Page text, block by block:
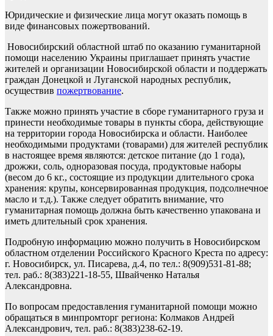
Юридические и физические лица могут оказать помощь в
виде финансовых пожертвований.
Новосибирский областной штаб по оказанию гуманитарной
помощи населению Украины приглашает принять участие
жителей и организации Новосибирской области и поддержать
граждан Донецкой и Луганской народных республик,
осуществив пожертвование.
Также можно принять участие в сборе гуманитарного груза и
принести необходимые товары в пункты сбора, действующие
на территории города Новосибирска и области. Наиболее
необходимыми продуктами (товарами) для жителей республик
в настоящее время являются: детское питание (до 1 года),
дрожжи, соль, одноразовая посуда, продуктовые наборы
(весом до 6 кг., состоящие из продукции длительного срока
хранения: крупы, консервированная продукция, подсолнечное
масло и т.д.). Также следует обратить внимание, что
гуманитарная помощь должна быть качественно упакована и
иметь длительный срок хранения.
Подробную информацию можно получить в Новосибирском
областном отделении Российского Красного Креста по адресу:
г. Новосибирск, ул. Писарева, д.4, по тел.: 8(909)531-81-88;
тел. раб.: 8(383)221-18-55, Швайченко Наталья
Александровна.
По вопросам предоставления гуманитарной помощи можно
обращаться в минпромторг региона: Колмаков Андрей
Александрович, тел. раб.: 8(383)238-62-19.